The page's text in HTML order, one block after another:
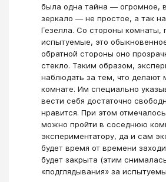
была одна тайна ― огромное,
зеркало ― не простое, а так
Гезелла. Со стороны комнаты,
испытуемые, это
обратной стороны оно
стекло. Таким образом,
наблюдать за тем, что делают
комнате. Им специально
вести себя достаточно
нравится. При этом
можно пройти в соседнюю
экспериментатору, да и сам
будет время от времени
будет закрыта (этим
«подглядывания» за